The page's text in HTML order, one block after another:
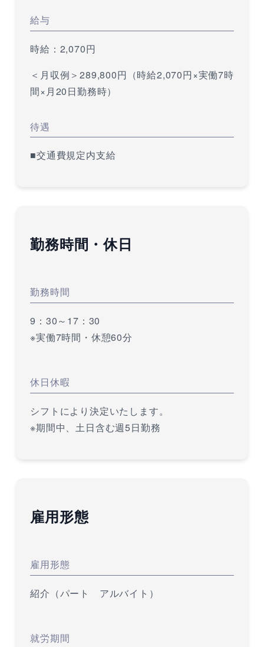
給与
時給：2,070円
＜月収例＞289,800円（時給2,070円×実働7時
間×月20日勤務時）
待遇
■交通費規定内支給
勤務時間・休日
勤務時間
9：30～17：30
※実働7時間・休憩60分
休日休暇
シフトにより決定いたします。
※期間中、土日含む週5日勤務
雇用形態
雇用形態
紹介（パート アルバイト）
就労期間